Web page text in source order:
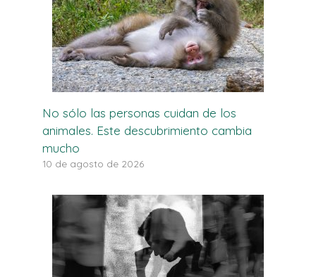
No sólo las personas cuidan de los
animales. Este descubrimiento cambia
mucho
10 de agosto de 2026